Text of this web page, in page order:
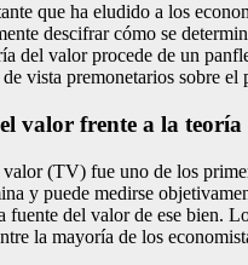
que ha eludido a los
descifrar cómo se
del valor procede de un
vista premonetarios sobre
valor frente a la
(TV) fue uno de los
y puede medirse
fuente del valor de ese bien.
la mayoría de los